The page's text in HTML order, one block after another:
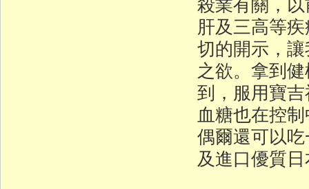
肝及三高等
切的開示，
之欲。拿到
到，服用寶
血糖也在控
偶爾還可以
及進口優質